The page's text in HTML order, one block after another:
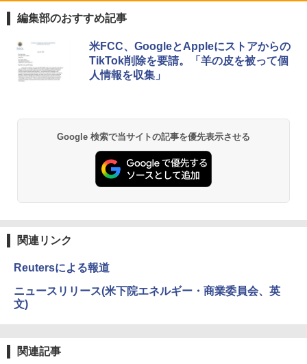
（1） （ワイドKC） [ ナガノ ]
￥4,345
ミックス） [ 大森 藤ノ ]
4
ちいかわ なんか小さくてかわいいやつ
（2） （ワイドKC） [ ナガノ ]
Anker Soundcore P40i オフホワイト
￥7,990
￥5,990
【2026年アップグレード版】AOKIMI ワイヤ
BRUCE WAYNE feat. Flo Milli, ATL Jacob
[Explicit]
￥250
[Explicit]
￥250
On My Road (Stadium ver.)
【Amazon.co.jp限定】 い・ろ・は・す 2L P
ET ラベルレス ×8本
￥1,112
富士山の天然水 バナジウム含有 水 ミネラル
ウォーター ペットボトル 静岡県産 500ミリリ
ットル (Smart Basic)
￥1,380
薬屋のひとりごと 17巻 (デジタル版ビッグガ
ンガンコミックス)
￥770
エース)
￥832
HUNTER×HUNTER モノクロ版 39 (ジャンプ
編集部のおすすめ記事
米FCC、GoogleとAppleにストアからの
TikTok削除を要請。「羊の皮を被って個
人情報を収集」
Google 検索で当サイトの記事を優先表示させる
関連リンク
Reutersによる報道
ニュースリリース(米下院エネルギー・商業委員会、英
文)
関連記事